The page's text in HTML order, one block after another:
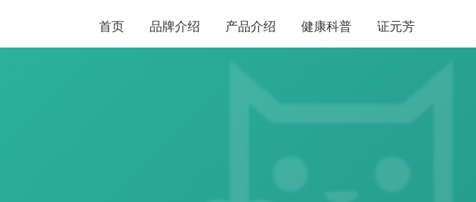
首页 品牌介绍 产品介绍 健康科普 证元芳